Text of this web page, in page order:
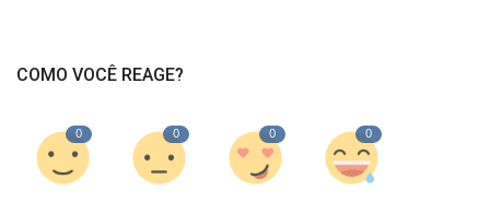
COMO VOCÊ REAGE?
0 0 0 0